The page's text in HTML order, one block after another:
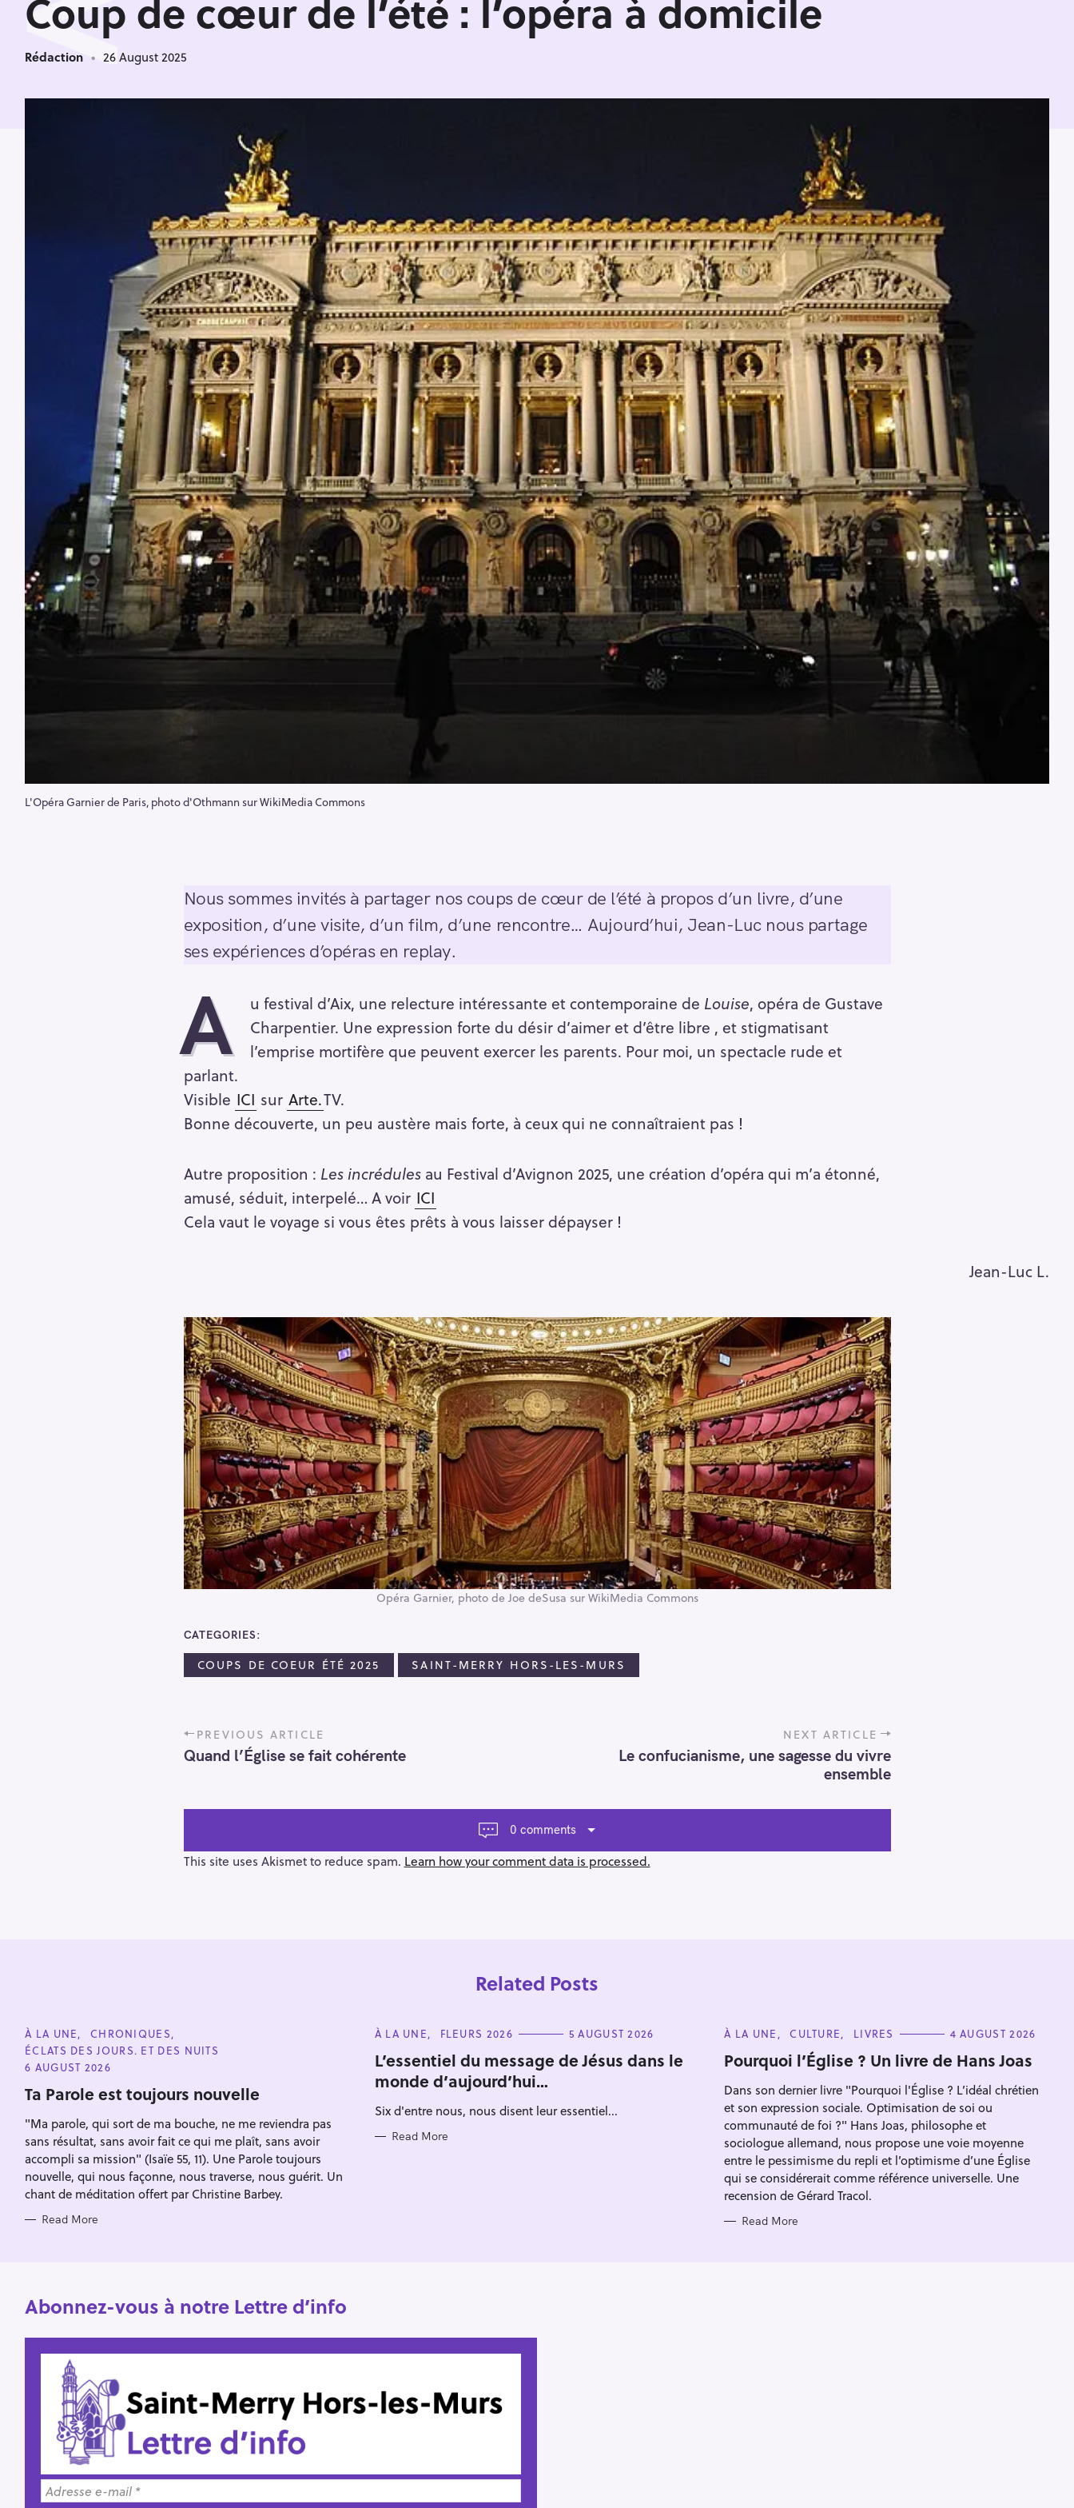
Coup de cœur de l’été : l’opéra à domicile
Rédaction 26 August 2025
L'Opéra Garnier de Paris, photo d'Othmann sur WikiMedia Commons
Nous sommes invités à partager nos coups de cœur de l’été à propos d’un livre, d’une
exposition, d’une visite, d’un film, d’une rencontre… Aujourd’hui, Jean-Luc nous partage
ses expériences d’opéras en replay.
A u festival d’Aix, une relecture intéressante et contemporaine de Louise, opéra de Gustave
Charpentier. Une expression forte du désir d’aimer et d’être libre , et stigmatisant
l’emprise mortifère que peuvent exercer les parents. Pour moi, un spectacle rude et
parlant.
Visible ICI sur Arte.TV.
Bonne découverte, un peu austère mais forte, à ceux qui ne connaîtraient pas !
Autre proposition : Les incrédulesau Festival d’Avignon 2025, une création d’opéra qui m’a étonné,
amusé, séduit, interpelé… A voir ICI
Cela vaut le voyage si vous êtes prêts à vous laisser dépayser !
Jean-Luc L.
Opéra Garnier, photo de Joe deSusa sur WikiMedia Commons
CATEGORIES
COUPS DE COEUR ÉTÉ 2025 SAINT-MERRY HORS-LES-MURS
P
o
s
n
v
i
PREVIOUS ARTICLE
Quand l’Église se fait cohérente
NEXT ARTICLE
Le confucianisme, une sagesse du vivre
ensemble
0 comments
This site uses Akismet to reduce spam. Learn how your comment data is processed.
Related Posts
C
A
T
E
O
R
E
À LA UNE
CHRONIQUES
ÉCLATS DES JOURS. ET DES NUITS
6 AUGUST 2026
Ta Parole est toujours nouvelle
"Ma parole, qui sort de ma bouche, ne me reviendra pas
sans résultat, sans avoir fait ce qui me plaît, sans avoir
accompli sa mission" (Isaïe 55, 11). Une Parole toujours
nouvelle, qui nous façonne, nous traverse, nous guérit. Un
chant de méditation offert par Christine Barbey.
Read More
C
T
E
G
O
I
S
À LA UNE FLEURS 2026 5 AUGUST 2026
L’essentiel du message de Jésus dans le
monde d’aujourd’hui…
Six d'entre nous, nous disent leur essentiel...
Read More
C
T
E
O
I
E
S
À LA UNE CULTURE LIVRES 4 AUGUST 2026
Pourquoi l’Église ? Un livre de Hans Joas
Dans son dernier livre "Pourquoi l'Église ? L’idéal chrétien
et son expression sociale. Optimisation de soi ou
communauté de foi ?" Hans Joas, philosophe et
sociologue allemand, nous propose une voie moyenne
entre le pessimisme du repli et l’optimisme d’une Église
qui se considérerait comme référence universelle. Une
recension de Gérard Tracol.
Read More
Abonnez-vous à notre Lettre d’info
Press Esc to cancel.